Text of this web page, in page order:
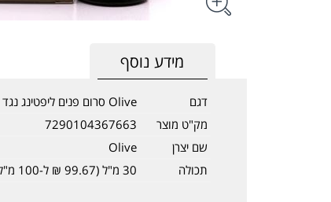
מידע נוסף
דגם
Olive סרום פנים ליפטינג נגד קמטים 30 מ"ל
מק"ט מוצר
7290104367663
שם יצרן
Olive
תכולה
30 מ"ל (99.67 ₪ ל-100 מ"ל)